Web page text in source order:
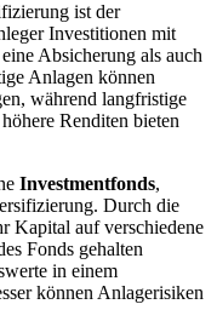
ist der
Investitionen mit
Absicherung als auch
Anlagen können
während langfristige
Renditen bieten
Investmentfonds,
Durch die
Kapital auf verschiedene
Fonds gehalten
in einem
können Anlagerisiken